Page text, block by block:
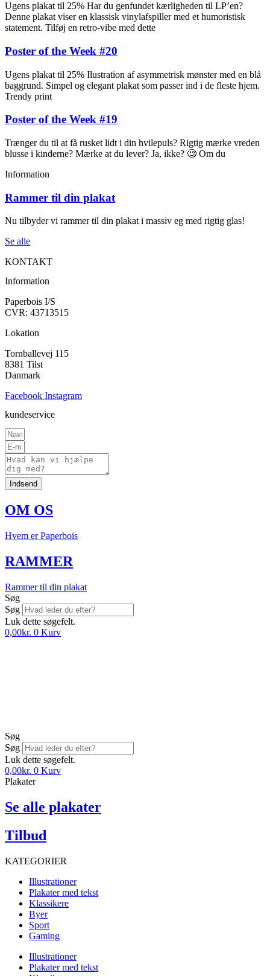
Ugens plakat til 25% Har du genfundet kærligheden til LP’en?
Denne plakat viser en klassisk vinylafspiller med et humoristisk
statement. Tilføj en retro-vibe med dette
Poster of the Week #20
Ugens plakat til 25% Ilustration af asymmetrisk mønster med en blå
baggrund. Simpel og elegant plakat som passer ind i de fleste hjem.
Trendy print
Poster of the Week #19
Trænger du til at få rusket lidt i din hvilepuls? Rigtig mærke vreden
blusse i kinderne? Mærke at du lever? Ja, ikke? 🧐 Om du
Information
Rammer til din plakat
Nu tilbyder vi rammer til din plakat i massiv eg med rigtig glas!
Se alle
KONTAKT
Information
Paperbois I/S
CVR: 43713515
Lokation
Tornballevej 115
8381 Tilst
Danmark
Facebook Instagram
kundeservice
Indsend
OM OS
Hvem er Paperbois
RAMMER
Rammer til din plakat
Søg
Søg
Luk dette søgefelt.
0,00kr. 0 Kurv
Søg
Søg
Luk dette søgefelt.
0,00kr. 0 Kurv
Plakater
Se alle plakater
Tilbud
KATEGORIER
Illustrationer
Plakater med tekst
Klassikere
Byer
Sport
Gaming
Illustrationer
Plakater med tekst